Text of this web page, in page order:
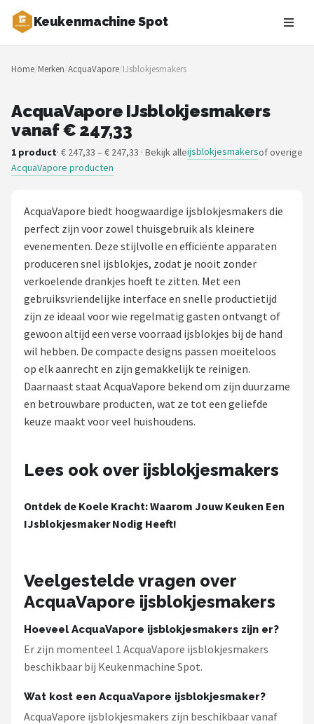
Keukenmachine Spot
Zoeken
NAVIGATIE
Merken
Blog
Restaurants
Keukenmachines
Staafmixers
Juicers
Shop
Kenwood
Moulinex
Magimix
Bardi
Bartscher
Nutribullet
KitchenBrothers
Home/Merken/AcquaVapore/IJsblokjesmakers
AcquaVapore IJsblokjesmakers
vanaf € 247,33
1 product· € 247,33 – € 247,33 · Bekijk alleijsblokjesmakersof overige
AcquaVapore producten
AcquaVapore biedt hoogwaardige ijsblokjesmakers die
perfect zijn voor zowel thuisgebruik als kleinere
evenementen. Deze stijlvolle en efficiënte apparaten
produceren snel ijsblokjes, zodat je nooit zonder
verkoelende drankjes hoeft te zitten. Met een
gebruiksvriendelijke interface en snelle productietijd
zijn ze ideaal voor wie regelmatig gasten ontvangt of
gewoon altijd een verse voorraad ijsblokjes bij de hand
wil hebben. De compacte designs passen moeiteloos
op elk aanrecht en zijn gemakkelijk te reinigen.
Daarnaast staat AcquaVapore bekend om zijn duurzame
en betrouwbare producten, wat ze tot een geliefde
keuze maakt voor veel huishoudens.
Lees ook over ijsblokjesmakers
Ontdek de Koele Kracht: Waarom Jouw Keuken Een
IJsblokjesmaker Nodig Heeft!
Veelgestelde vragen over
AcquaVapore ijsblokjesmakers
Hoeveel AcquaVapore ijsblokjesmakers zijn er?
Er zijn momenteel 1 AcquaVapore ijsblokjesmakers
beschikbaar bij Keukenmachine Spot.
Wat kost een AcquaVapore ijsblokjesmaker?
AcquaVapore ijsblokjesmakers zijn beschikbaar vanaf